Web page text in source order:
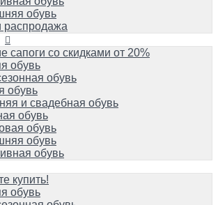
обувь
купить!
обувь
обувь
обувь
обувь
обувь
обувь
обувь
обувь
танцев
костюмы
костюмы
костюмы до 1000р!
обувь
распродажа
сапоги со скидками от 20%
обувь
обувь
обувь
и свадебная обувь
обувь
обувь
обувь
обувь
купить!
обувь